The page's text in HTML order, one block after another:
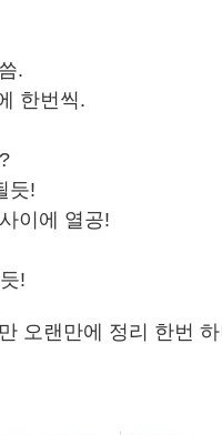
.
한번씩.
듯!
이에 열공!
!
오랜만에 정리 한번